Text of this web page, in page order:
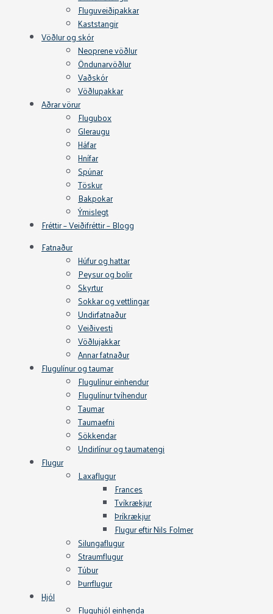
Fluguveiðipakkar
Kaststangir
Vöðlur og skór
Neoprene vöðlur
Öndunarvöðlur
Vaðskór
Vöðlupakkar
Aðrar vörur
Flugubox
Gleraugu
Háfar
Hnífar
Spúnar
Töskur
Bakpokar
Ýmislegt
Fréttir – Veiðifréttir – Blogg
Fatnaður
Húfur og hattar
Peysur og bolir
Skyrtur
Sokkar og vettlingar
Undirfatnaður
Veiðivesti
Vöðlujakkar
Annar fatnaður
Flugulínur og taumar
Flugulínur einhendur
Flugulínur tvíhendur
Taumar
Taumaefni
Sökkendar
Undirlínur og taumatengi
Flugur
Laxaflugur
Frances
Tvíkrækjur
Þríkrækjur
Flugur eftir Nils Folmer
Silungaflugur
Straumflugur
Túbur
Þurrflugur
Hjól
Fluguhjól einhenda